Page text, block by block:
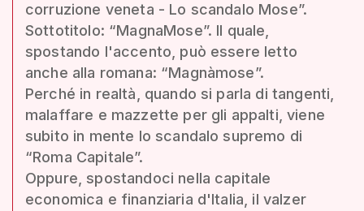
corruzione veneta - Lo scandalo Mose”.
Sottotitolo: “MagnaMose”. Il quale,
spostando l'accento, può essere letto
anche alla romana: “Magnàmose”.
Perché in realtà, quando si parla di tangenti,
malaffare e mazzette per gli appalti, viene
subito in mente lo scandalo supremo di
“Roma Capitale”.
Oppure, spostandoci nella capitale
economica e finanziaria d'Italia, il valzer